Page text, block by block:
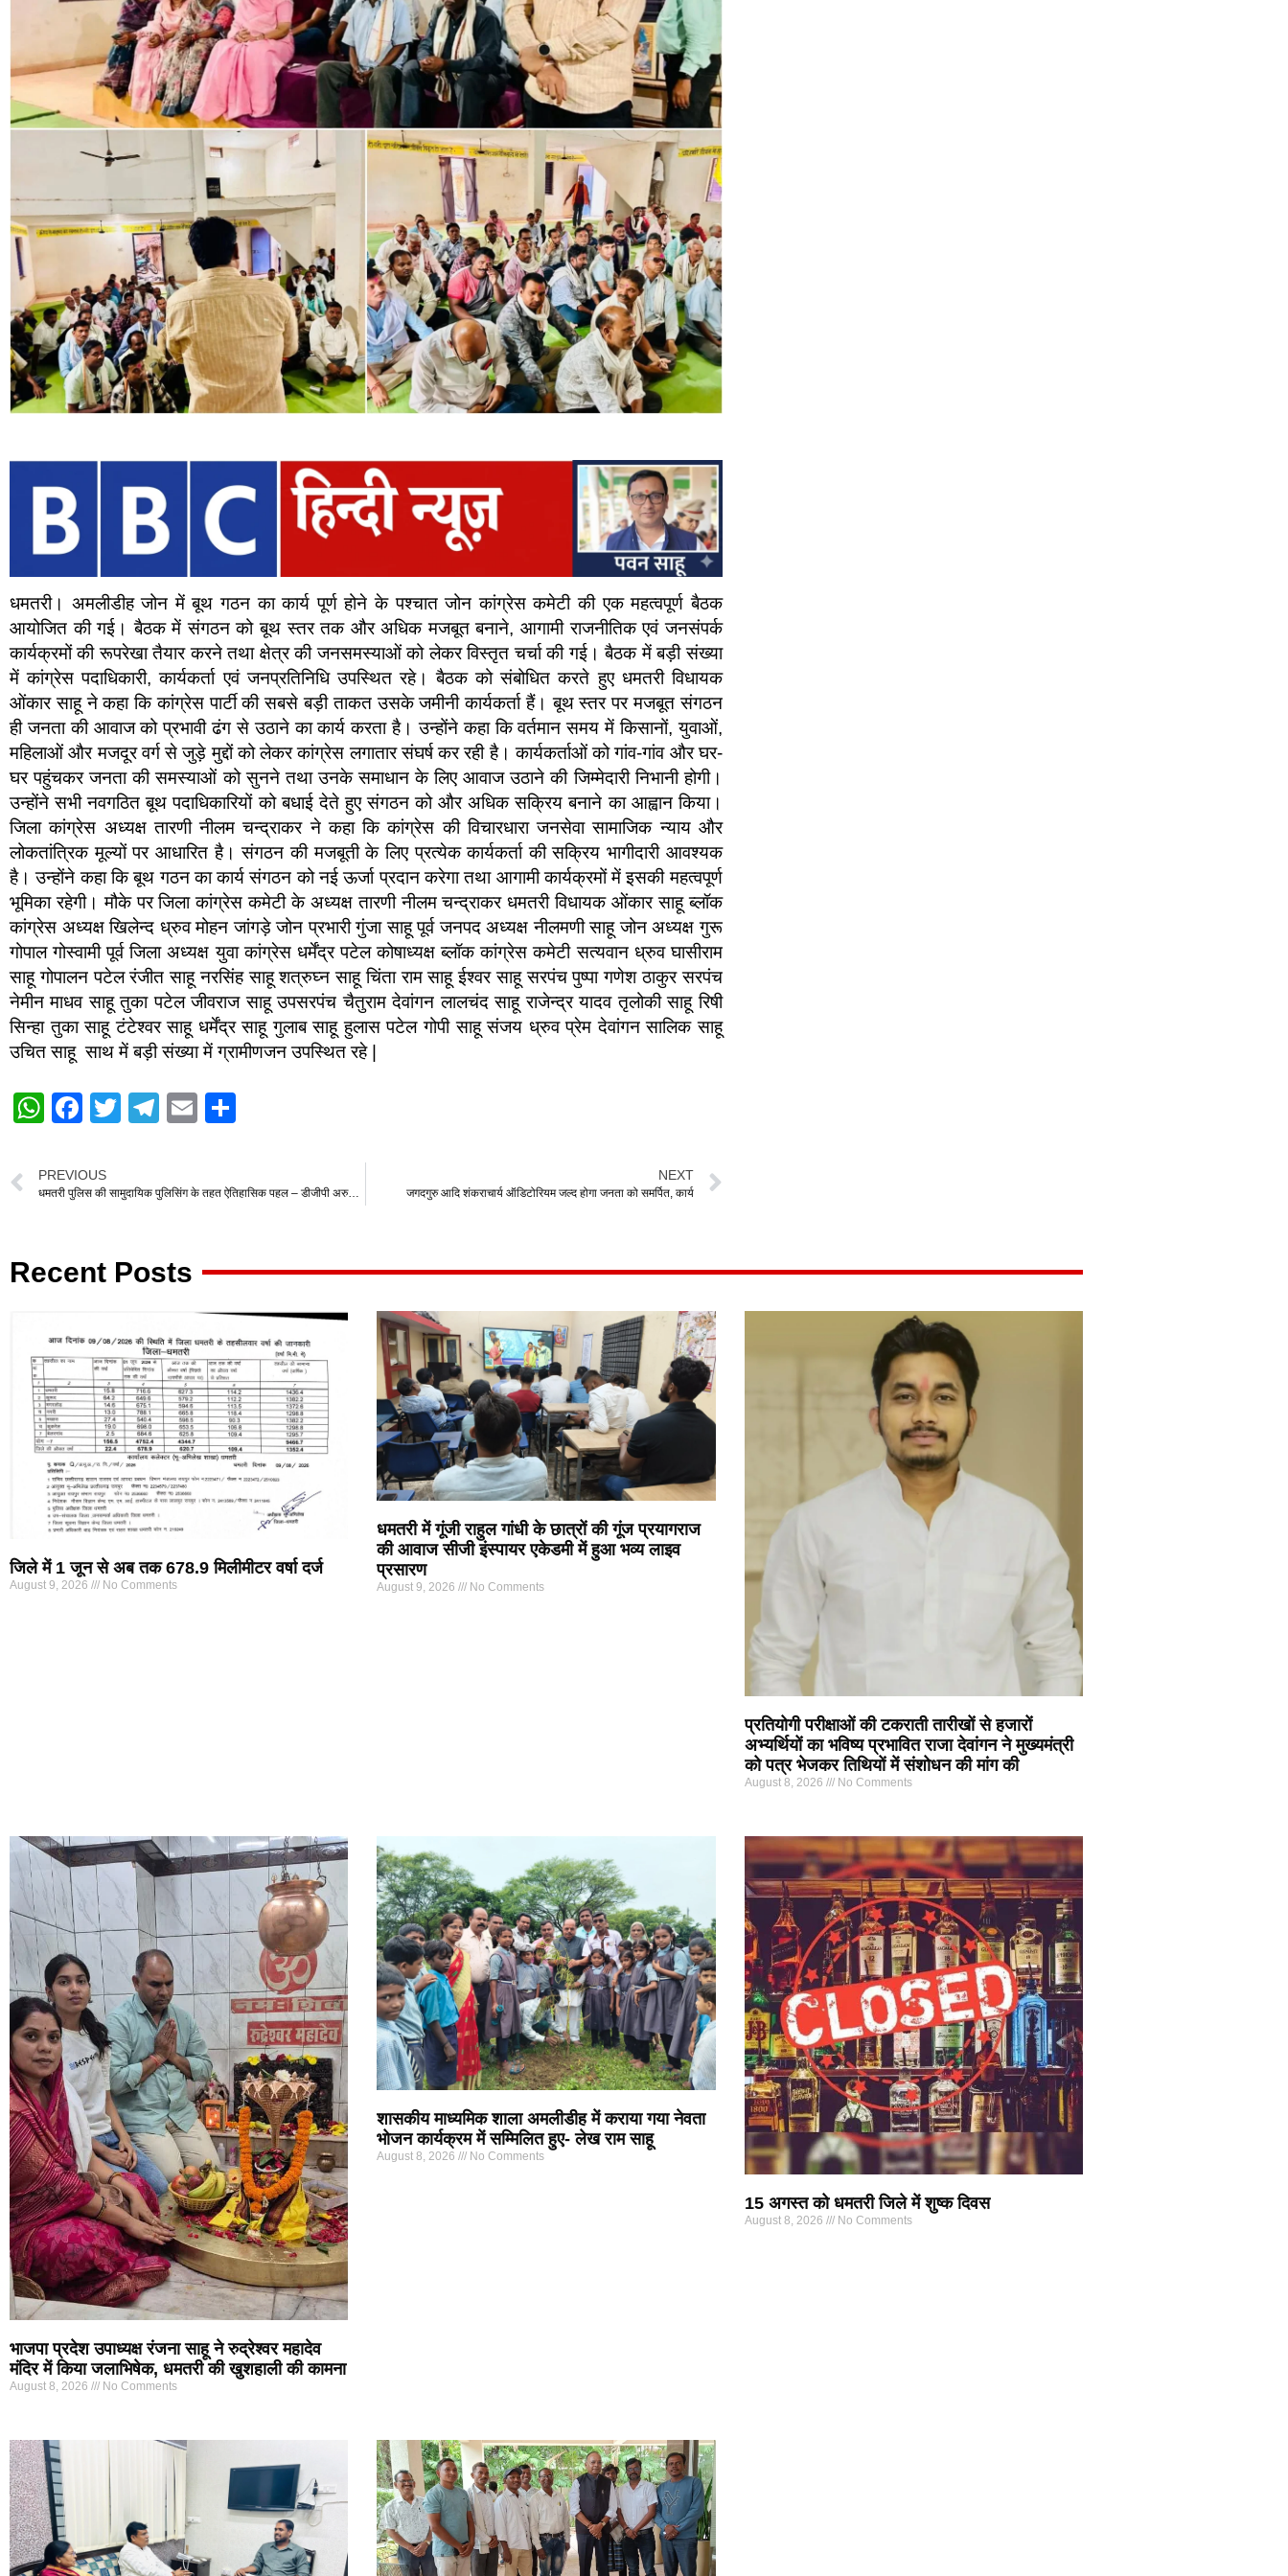
धमतरी। अमलीडीह जोन में बूथ गठन का कार्य पूर्ण होने के पश्चात जोन कांग्रेस कमेटी की एक महत्वपूर्ण बैठक
आयोजित की गई। बैठक में संगठन को बूथ स्तर तक और अधिक मजबूत बनाने, आगामी राजनीतिक एवं जनसंपर्क
कार्यक्रमों की रूपरेखा तैयार करने तथा क्षेत्र की जनसमस्याओं को लेकर विस्तृत चर्चा की गई। बैठक में बड़ी संख्या
में कांग्रेस पदाधिकारी, कार्यकर्ता एवं जनप्रतिनिधि उपस्थित रहे। बैठक को संबोधित करते हुए धमतरी विधायक
ओंकार साहू ने कहा कि कांग्रेस पार्टी की सबसे बड़ी ताकत उसके जमीनी कार्यकर्ता हैं। बूथ स्तर पर मजबूत संगठन
ही जनता की आवाज को प्रभावी ढंग से उठाने का कार्य करता है। उन्होंने कहा कि वर्तमान समय में किसानों, युवाओं,
महिलाओं और मजदूर वर्ग से जुड़े मुद्दों को लेकर कांग्रेस लगातार संघर्ष कर रही है। कार्यकर्ताओं को गांव-गांव और घर-
घर पहुंचकर जनता की समस्याओं को सुनने तथा उनके समाधान के लिए आवाज उठाने की जिम्मेदारी निभानी होगी।
उन्होंने सभी नवगठित बूथ पदाधिकारियों को बधाई देते हुए संगठन को और अधिक सक्रिय बनाने का आह्वान किया।
जिला कांग्रेस अध्यक्ष तारणी नीलम चन्द्राकर ने कहा कि कांग्रेस की विचारधारा जनसेवा सामाजिक न्याय और
लोकतांत्रिक मूल्यों पर आधारित है। संगठन की मजबूती के लिए प्रत्येक कार्यकर्ता की सक्रिय भागीदारी आवश्यक
है। उन्होंने कहा कि बूथ गठन का कार्य संगठन को नई ऊर्जा प्रदान करेगा तथा आगामी कार्यक्रमों में इसकी महत्वपूर्ण
भूमिका रहेगी। मौके पर जिला कांग्रेस कमेटी के अध्यक्ष तारणी नीलम चन्द्राकर धमतरी विधायक ओंकार साहू ब्लॉक
कांग्रेस अध्यक्ष खिलेन्द ध्रुव मोहन जांगड़े जोन प्रभारी गुंजा साहू पूर्व जनपद अध्यक्ष नीलमणी साहू जोन अध्यक्ष गुरू
गोपाल गोस्वामी पूर्व जिला अध्यक्ष युवा कांग्रेस धर्मेंद्र पटेल कोषाध्यक्ष ब्लॉक कांग्रेस कमेटी सत्यवान ध्रुव घासीराम
साहू गोपालन पटेल रंजीत साहू नरसिंह साहू शत्रुघ्न साहू चिंता राम साहू ईश्वर साहू सरपंच पुष्पा गणेश ठाकुर सरपंच
नेमीन माधव साहू तुका पटेल जीवराज साहू उपसरपंच चैतुराम देवांगन लालचंद साहू राजेन्द्र यादव तृलोकी साहू रिषी
सिन्हा तुका साहू टंटेश्वर साहू धर्मेंद्र साहू गुलाब साहू हुलास पटेल गोपी साहू संजय ध्रुव प्रेम देवांगन सालिक साहू
उचित साहू ‌ साथ में बड़ी संख्या में ग्रामीणजन उपस्थित रहे |
W
at
s
p
p
F
c
e
o
o
T
er
T
gr
m
E
e
PREVIOUS
धमतरी पुलिस की सामुदायिक पुलिसिंग के तहत ऐतिहासिक पहल – डीजीपी अरुण देव गौतम ने किया पुलिस की पाठशाला का शुभारंभ
NEXT
जगदगुरु आदि शंकराचार्य ऑडिटोरियम जल्द होगा जनता को समर्पित, कार्य
Recent Posts
जिले में 1 जून से अब तक 678.9 मिलीमीटर वर्षा दर्ज
August 9, 2026 No Comments
धमतरी में गूंजी राहुल गांधी के छात्रों की गूंज प्रयागराज
की आवाज सीजी इंस्पायर एकेडमी में हुआ भव्य लाइव
प्रसारण
August 9, 2026 No Comments
प्रतियोगी परीक्षाओं की टकराती तारीखों से हजारों
अभ्यर्थियों का भविष्य प्रभावित राजा देवांगन ने मुख्यमंत्री
को पत्र भेजकर तिथियों में संशोधन की मांग की
August 8, 2026 No Comments
भाजपा प्रदेश उपाध्यक्ष रंजना साहू ने रुद्रेश्वर महादेव
मंदिर में किया जलाभिषेक, धमतरी की खुशहाली की कामना
August 8, 2026 No Comments
शासकीय माध्यमिक शाला अमलीडीह में कराया गया नेवता
भोजन कार्यक्रम में सम्मिलित हुए- लेख राम साहू
August 8, 2026 No Comments
15 अगस्त को धमतरी जिले में शुष्क दिवस
August 8, 2026 No Comments